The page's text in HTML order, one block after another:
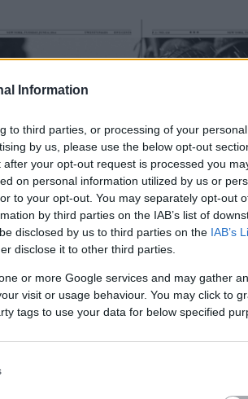
Information
to third parties, or processing of your
by us, please use the below opt-out
your opt-out request is processed you
on personal information utilized by us or
to your opt-out. You may separately opt-out
by third parties on the IAB’s list of
disclosed by us to third parties on the IAB’s
disclose it to other third parties.
or more Google services and may gather
visit or usage behaviour. You may click to
tags to use your data for below specified
amelyek soha nem
rekonstruálták Robert